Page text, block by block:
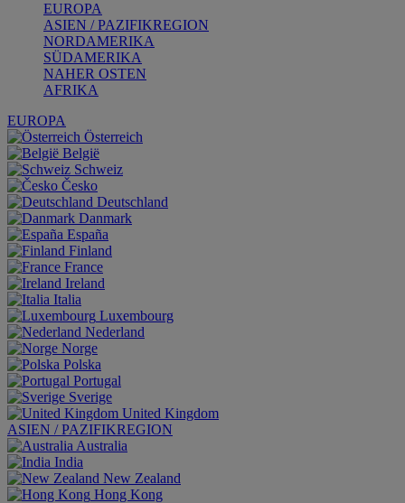
EUROPA
ASIEN / PAZIFIKREGION
NORDAMERIKA
SÜDAMERIKA
NAHER OSTEN
AFRIKA
EUROPA
Österreich
België
Schweiz
Česko
Deutschland
Danmark
España
Finland
France
Ireland
Italia
Luxembourg
Nederland
Norge
Polska
Portugal
Sverige
United Kingdom
ASIEN / PAZIFIKREGION
Australia
India
New Zealand
Hong Kong